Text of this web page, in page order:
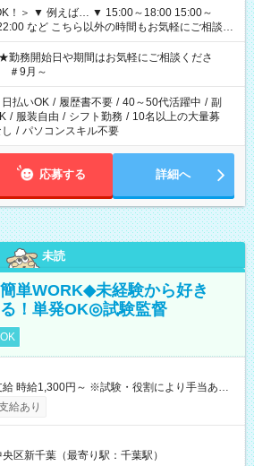
18:00 15:00～
間もお気軽にご相談く
務開始日や期間はお気軽にご相談くださ
9月～
日払いOK / 履歴書不要 / 40～50代活躍中 / 副
/ 服装自由 / シフト勤務 / 10名以上の大量募
/ パソコンスキル不要
応募する 詳細へ
未読
単WORK◆未経験から好き
！単発OK◎試験監督
当あり
昇給あり 【即給（前払い）オプションあ
る場合、勤務から1週間ほどで給与の一部を受け
擬試験 8:30～17:30（休憩1時間） 時給1,300円
円＋交通費 ※当日の役割により時給＋100
給あり
区新千葉（最寄り駅：千葉駅）